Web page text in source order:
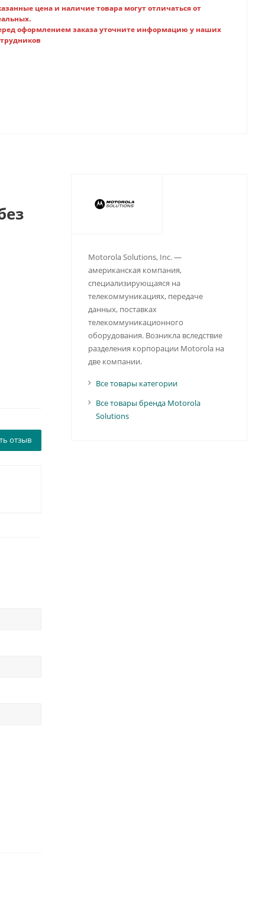
цена и наличие товара могут отличаться от
оформлением заказа уточните информацию у наших
отзыв
Motorola Solutions, Inc. —
американская компания,
специализирующаяся на
телекоммуникациях, передаче
данных, поставках
телекоммуникационного
оборудования. Возникла вследствие
разделения корпорации Motorola на
две компании.
Все товары категории
Все товары бренда Motorola
Solutions